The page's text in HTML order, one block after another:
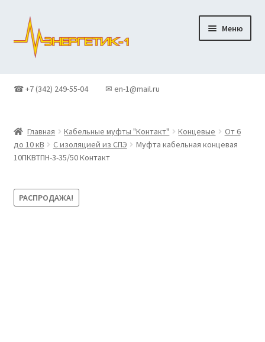
Перейти
навигации
Перейти
содержимому
Меню
Контакты
Новости
☎ +7 (342) 249-55-04 ✉ en-1@mail.ru
Главная Кабельные муфты "Контакт" Концевые
От 6
до 10 кВ
С изоляцией из СПЭ
Муфта кабельная концевая
10ПКВТПН-3-35/50 Контакт
РАСПРОДАЖА!